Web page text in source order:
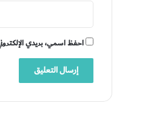
احفظ اسمي، بريدي